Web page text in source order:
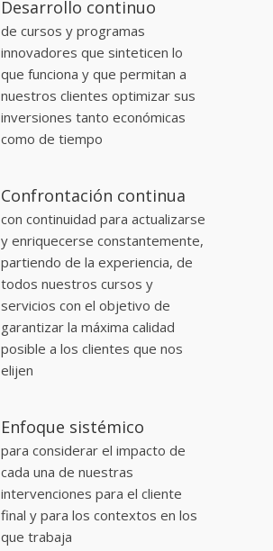
Desarrollo continuo
de cursos y programas
innovadores que sinteticen lo
que funciona y que permitan a
nuestros clientes optimizar sus
inversiones tanto económicas
como de tiempo
Confrontación continua
con continuidad para actualizarse
y enriquecerse constantemente,
partiendo de la experiencia, de
todos nuestros cursos y
servicios con el objetivo de
garantizar la máxima calidad
posible a los clientes que nos
elijen
Enfoque sistémico
para considerar el impacto de
cada una de nuestras
intervenciones para el cliente
final y para los contextos en los
que trabaja